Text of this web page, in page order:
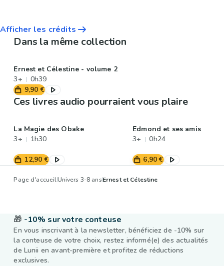
Afficher les crédits
Dans la même collection
Ernest et Célestine - volume 2
3+
0h39
9,90 €
Ces livres audio pourraient vous plaire
La Magie des Obake
3+
1h30
12,90 €
Edmond et ses amis
3+
0h24
6,90 €
Page d'accueilUnivers 3-8 ansErnest et Célestine
🎁 -10% sur votre conteuse
En vous inscrivant à la newsletter, bénéficiez de -10% sur
la conteuse de votre choix, restez informé(e) des actualités
de Lunii en avant-première et profitez de réductions
exclusives.